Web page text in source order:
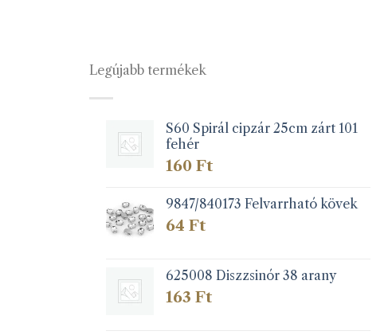
Legújabb termékek
S60 Spirál cipzár 25cm zárt 101
fehér
160 Ft
9847/840173 Felvarrható kövek
64 Ft
625008 Diszzsinór 38 arany
163 Ft